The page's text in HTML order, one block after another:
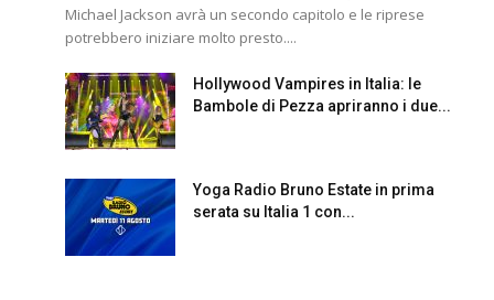
Michael Jackson avrà un secondo capitolo e le riprese
potrebbero iniziare molto presto....
Hollywood Vampires in Italia: le
Bambole di Pezza apriranno i due...
Yoga Radio Bruno Estate in prima
serata su Italia 1 con...